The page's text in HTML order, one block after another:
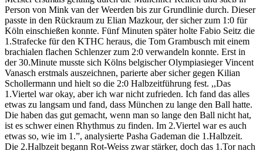
Person von Mink van der Weerden bis zur Grundlinie durch. Dieser
passte in den Rückraum zu Elian Mazkour, der sicher zum 1:0 für
Köln einschießen konnte. Fünf Minuten später holte Fabio Seitz die
1.Strafecke für den KTHC heraus, die Tom Grambusch mit einem
brachialen flachen Schlenzer zum 2:0 verwandeln konnte. Erst in
der 30.Minute musste sich Kölns belgischer Olympiasieger Vincent
Vanasch erstmals auszeichnen, parierte aber sicher gegen Kilian
Schollermann und hielt so die 2:0 Halbzeitführung fest. ,,Das
1.Viertel war okay, aber ich war nicht zufrieden. Ich fand das alles
etwas zu langsam und fand, dass München zu lange den Ball hatte.
Die haben das gut gemacht, wenn man so lange den Ball nicht hat,
ist es schwer einen Rhythmus zu finden. Im 2.Viertel war es auch
etwas so, wie im 1.”, analysierte Pasha Gademan die 1.Halbzeit.
Die 2.Halbzeit begann Rot-Weiss zwar stärker, doch das 1.Tor nach